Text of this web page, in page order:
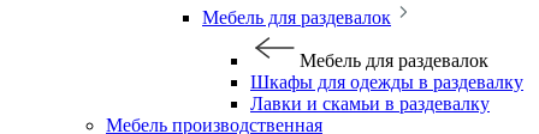
Мебель для раздевалок
Мебель для раздевалок
Шкафы для одежды в раздевалку
Лавки и скамьи в раздевалку
Мебель производственная